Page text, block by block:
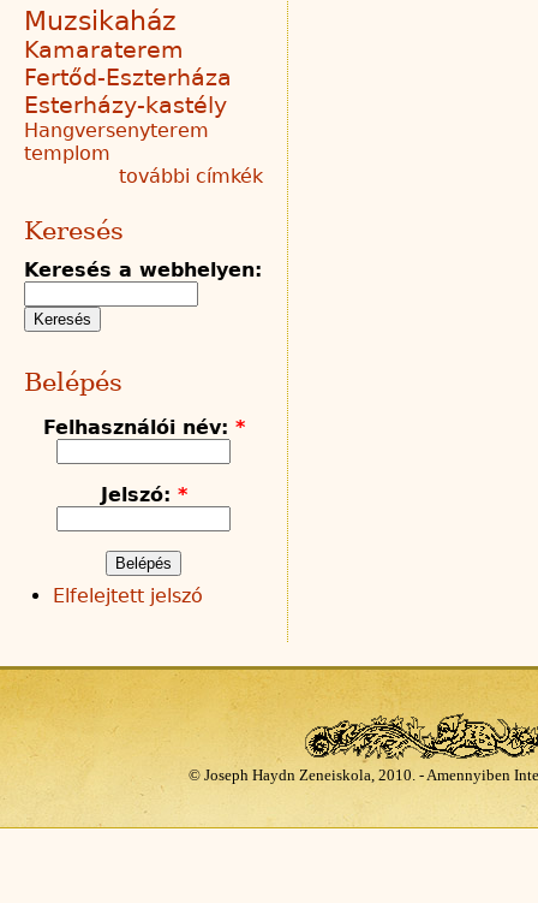
Muzsikaház
Kamaraterem
Fertőd-Eszterháza
Esterházy-kastély
Hangversenyterem
templom
további címkék
Keresés
Keresés a webhelyen:
Belépés
Felhasználói név: *
Jelszó: *
Elfelejtett jelszó
© Joseph Haydn Zeneiskola, 2010. - Amennyiben